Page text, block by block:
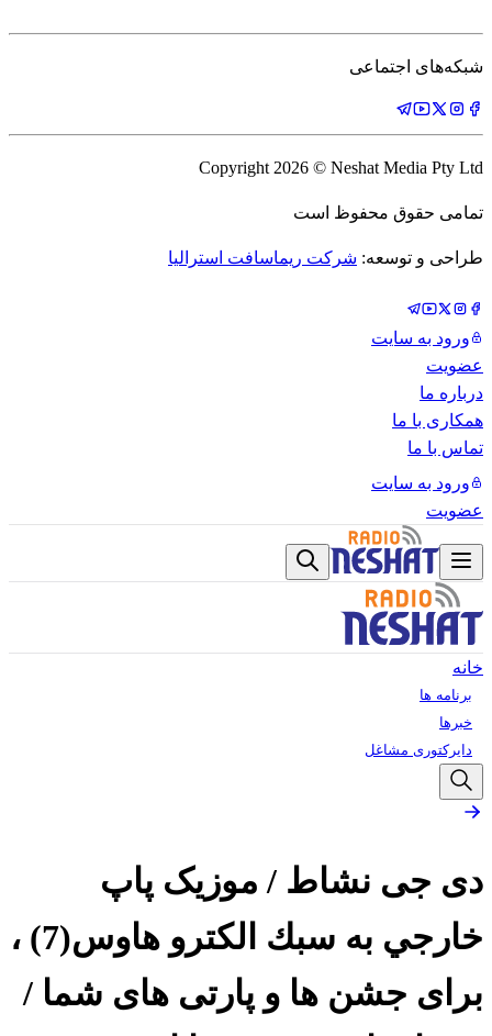
شبکه‌های اجتماعی
Copyright 2026 © Neshat Media Pty Ltd
تمامی حقوق محفوظ است
طراحی و توسعه: شرکت ریماسافت استرالیا
ورود به سایت
عضویت
درباره ما
همکاری با ما
تماس با ما
ورود به سایت
عضویت
خانه
برنامه ها
خبرها
دایرکتوری مشاغل
دی جی نشاط / موزيک پاپ
خارجي به سبك الكترو هاوس(7) ،
برای جشن ها و پارتی های شما /